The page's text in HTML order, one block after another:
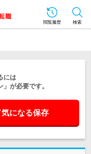
閲覧履歴 検索
には
が必要です。
になる保存